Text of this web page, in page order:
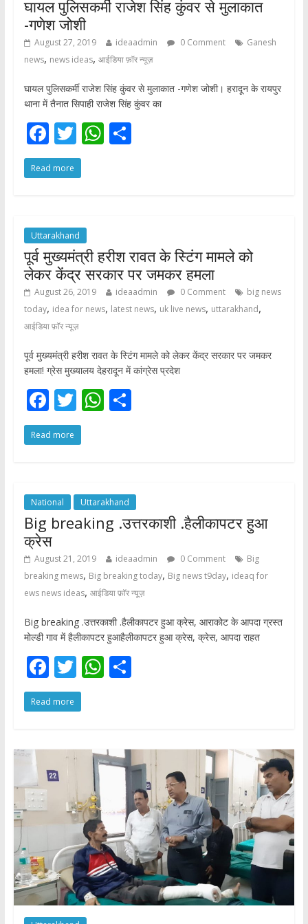
घायल पुलिसकर्मी राजेश सिंह कुंवर से मुलाकात
-गणेश जोशी
August 27, 2019 ideaadmin 0 Comment
Ganesh
news, news ideas, आईडिया फ़ॉर न्यूज़
घायल पुलिसकर्मी राजेश सिंह कुंवर से मुलाकात -गणेश जोशी। हरादून के रायपुर
थाना में तैनात सिपाही राजेश सिंह कुंवर का
F
ac
e
o
o
k
T
w
itt
W
p
p
S
Read more
Uttarakhand
पूर्व मुख्यमंत्री हरीश रावत के स्टिंग मामले को
लेकर केंद्र सरकार पर जमकर हमला
August 26, 2019 ideaadmin 0 Comment
big news
today, idea for news, latest news, uk live news, uttarakhand,
आईडिया फ़ॉर न्यूज़
पूर्व मुख्यमंत्री हरीश रावत के स्टिंग मामले को लेकर केंद्र सरकार पर जमकर
हमला! ग्रेस मुख्यालय देहरादून में कांग्रेस प्रदेश
F
ac
e
o
o
k
T
w
itt
W
A
p
p
S
Read more
National Uttarakhand
Big breaking .उत्तरकाशी .हैलीकापटर हुआ
क्रेस
August 21, 2019 ideaadmin 0 Comment
Big
breaking mews, Big breaking today, Big news t9day, ideaq for
ews news ideas, आईडिया फ़ॉर न्यूज़
Big breaking .उत्तरकाशी .हैलीकापटर हुआ क्रेस, आराकोट के आपदा ग्रस्त
मोल्डी गाव में हैलीकापटर हुआहैलीकापटर हुआ क्रेस, क्रेस, आपदा राहत
F
ac
e
o
o
T
w
itt
W
A
p
S
Read more